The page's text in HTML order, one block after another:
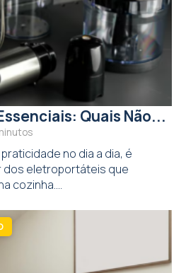
Quais Não...
no dia a dia, é
eletroportáteis que
cozinha....